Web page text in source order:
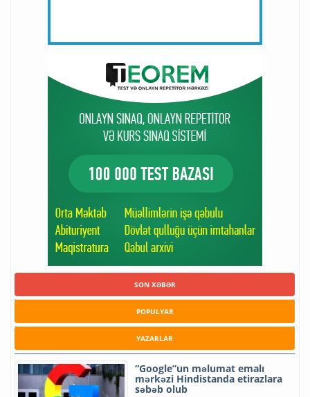
SON XƏBƏR
POPULYAR
YAZARLAR
“Google”un məlumat emalı
mərkəzi Hindistanda etirazlara
səbəb olub